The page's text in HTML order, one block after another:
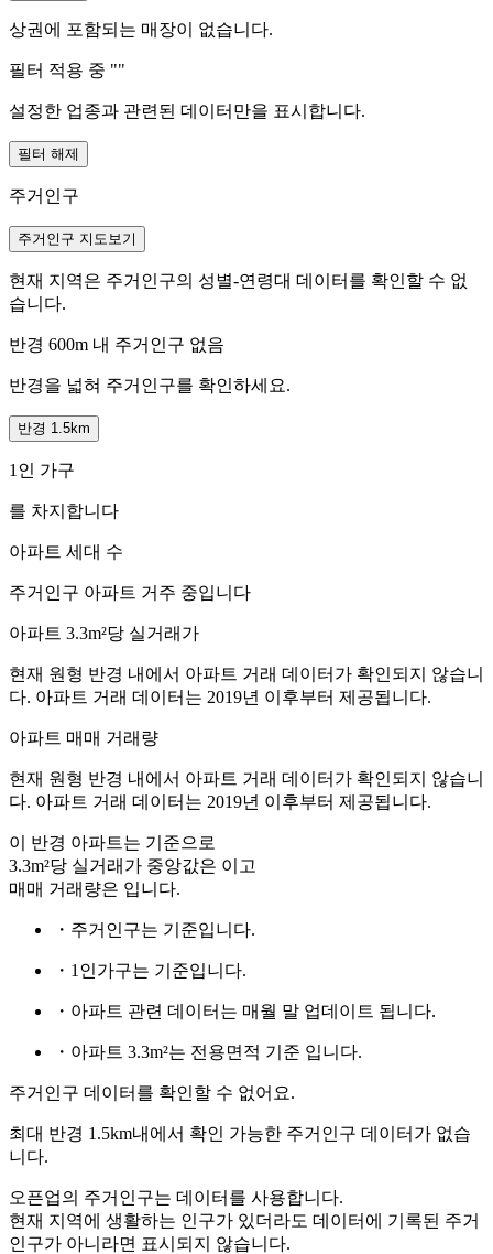
상권에 포함되는 매장이 없습니다.
필터 적용 중 ""
설정한 업종과 관련된 데이터만을 표시합니다.
필터 해제
주거인구
주거인구 지도보기
현재 지역은 주거인구의 성별-연령대 데이터를 확인할 수 없
습니다.
반경 600m 내 주거인구 없음
반경을 넓혀 주거인구를 확인하세요.
반경 1.5km
1인 가구
를 차지합니다
아파트 세대 수
주거인구 아파트 거주 중입니다
아파트 3.3m²당 실거래가
현재 원형 반경 내에서 아파트 거래 데이터가 확인되지 않습니
다. 아파트 거래 데이터는 2019년 이후부터 제공됩니다.
아파트 매매 거래량
현재 원형 반경 내에서 아파트 거래 데이터가 확인되지 않습니
다. 아파트 거래 데이터는 2019년 이후부터 제공됩니다.
이 반경 아파트는 기준으로
3.3m²당 실거래가 중앙값은 이고
매매 거래량은 입니다.
・주거인구는 기준입니다.
・1인가구는 기준입니다.
・아파트 관련 데이터는 매월 말 업데이트 됩니다.
・아파트 3.3m²는 전용면적 기준 입니다.
주거인구 데이터를 확인할 수 없어요.
최대 반경 1.5km내에서 확인 가능한 주거인구 데이터가 없습
니다.
오픈업의 주거인구는 데이터를 사용합니다.
현재 지역에 생활하는 인구가 있더라도 데이터에 기록된 주거
인구가 아니라면 표시되지 않습니다.